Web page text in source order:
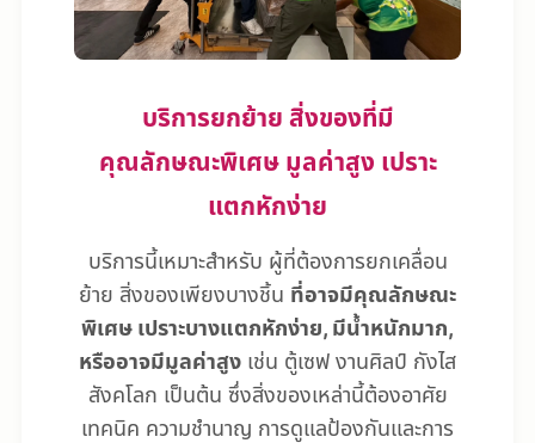
บริการยกย้าย สิ่งของที่มี
คุณลักษณะพิเศษ มูลค่าสูง เปราะ
แตกหักง่าย
บริการนี้เหมาะสำหรับ ผู้ที่ต้องการยกเคลื่อน
ย้าย สิ่งของเพียงบางชิ้น ที่อาจมีคุณลักษณะ
พิเศษ เปราะบางแตกหักง่าย, มีน้ำหนักมาก,
หรืออาจมีมูลค่าสูง เช่น ตู้เซฟ งานศิลป์ กังไส
สังคโลก เป็นต้น ซึ่งสิ่งของเหล่านี้ต้องอาศัย
เทคนิค ความชำนาญ การดูแลป้องกันและการ